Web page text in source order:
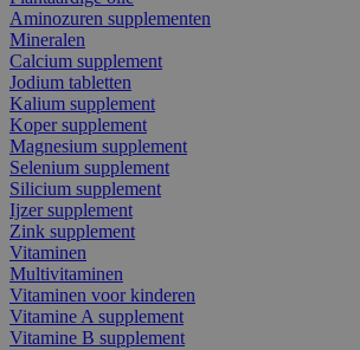
Aminozuren supplementen
Mineralen
Calcium supplement
Jodium tabletten
Kalium supplement
Koper supplement
Magnesium supplement
Selenium supplement
Silicium supplement
Ijzer supplement
Zink supplement
Vitaminen
Multivitaminen
Vitaminen voor kinderen
Vitamine A supplement
Vitamine B supplement